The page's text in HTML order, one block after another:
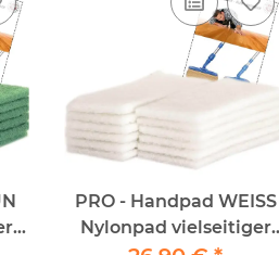
PRO - Handpad WEISS
Nylonpad vielseitiger